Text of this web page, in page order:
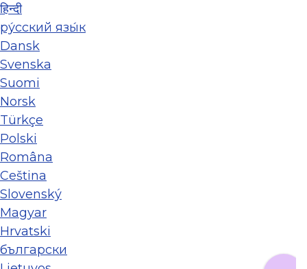
हिन्दी
ру́сский язы́к
Dansk
Svenska
Suomi
Norsk
Türkçe
Polski
Româna
Ceština
Slovenský
Magyar
Hrvatski
български